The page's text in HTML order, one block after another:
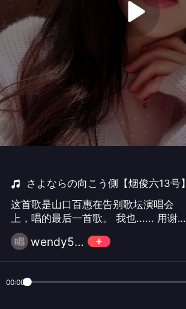
さよならの向こう側【烟俊六13号】
这首歌是山口百惠在告别歌坛演唱会
上，唱的最后一首歌。 我也...... 用谢谢
代替再见
wendy52456
00:00